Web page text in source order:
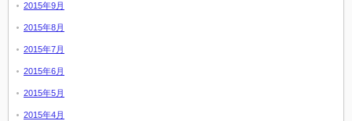
2015年9月
2015年8月
2015年7月
2015年6月
2015年5月
2015年4月